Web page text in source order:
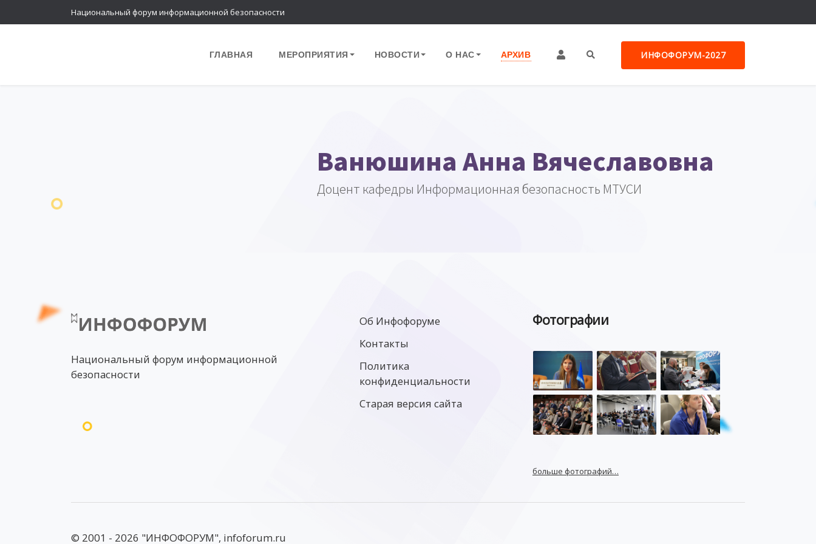
Национальный форум информационной безопасности
ГЛАВНАЯ МЕРОПРИЯТИЯ НОВОСТИ О НАС АРХИВ ИНФОФОРУМ-2027
Ванюшина Анна Вячеславовна
Доцент кафедры Информационная безопасность МТУСИ
Национальный форум информационной
безопасности
Об Инфофоруме
Контакты
Политика
конфиденциальности
Старая версия сайта
Фотографии
больше фотографий…
© 2001 - 2026 "ИНФОФОРУМ", infoforum.ru